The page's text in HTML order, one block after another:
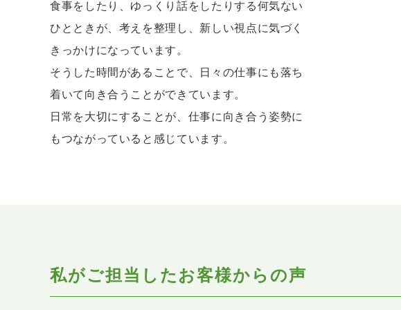
食事をしたり、ゆっくり話をしたりする何気ない
ひとときが、考えを整理し、新しい視点に気づく
きっかけになっています。
そうした時間があることで、日々の仕事にも落ち
着いて向き合うことができています。
日常を大切にすることが、仕事に向き合う姿勢に
もつながっていると感じています。
私がご担当したお客様からの声